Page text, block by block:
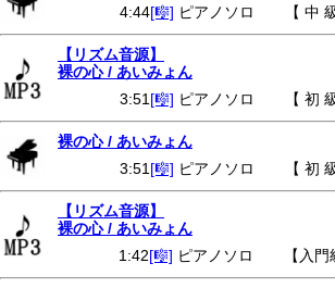
4:44[🎼] ピアノソロ 【 中 級
【リズム音源】
裸の心 / あいみょん
3:51 [🎼] ピアノソロ 【 初 級
裸の心 / あいみょん
3:51 [🎼] ピアノソロ 【 初 級
【リズム音源】
裸の心 / あいみょん
1:42[🎼] ピアノソロ 【入門